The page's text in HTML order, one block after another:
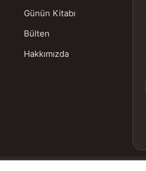
Günün Kitabı
Bülten
Hakkımızda